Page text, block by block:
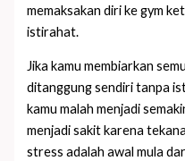
memaksakan diri ke gym
istirahat.
Jika kamu membiarkan
ditanggung sendiri tanpa
kamu malah menjadi
menjadi sakit karena
stress adalah awal mula